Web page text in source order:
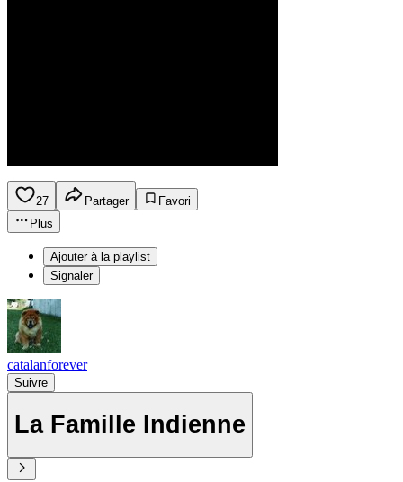
27 Partager
Favori
Plus
Ajouter à la playlist
Signaler
catalanforever
Suivre
La Famille Indienne